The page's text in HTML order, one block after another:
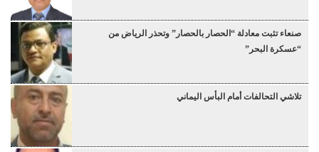
صنعاء تثبت معادلة “الحصار بالحصار” وتحذر الرياض من
“عسكرة البحر”
تلاشي التحالفات أمام البأس اليماني